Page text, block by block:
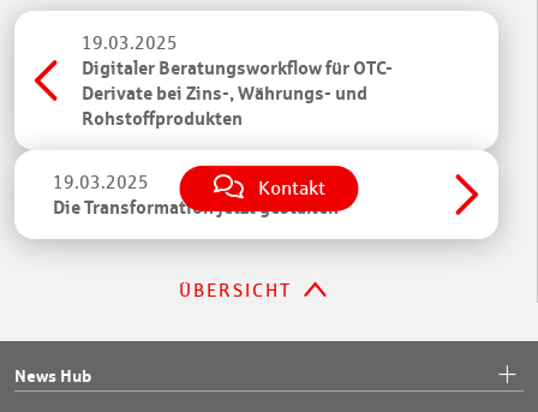
Kontakt
19.03.2025
Digitaler Beratungsworkflow für OTC-
Derivate bei Zins-, Währungs- und
Rohstoffprodukten
19.03.2025
Die Transformation jetzt gestalten
ÜBERSICHT
News Hub